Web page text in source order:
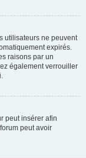
utilisateurs ne peuvent
expirés.
raisons par un
également verrouiller
peut insérer afin
peut avoir